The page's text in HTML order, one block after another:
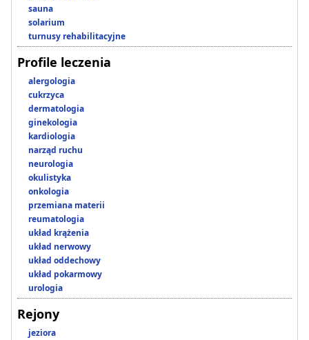
sauna
solarium
turnusy rehabilitacyjne
Profile leczenia
alergologia
cukrzyca
dermatologia
ginekologia
kardiologia
narząd ruchu
neurologia
okulistyka
onkologia
przemiana materii
reumatologia
układ krążenia
układ nerwowy
układ oddechowy
układ pokarmowy
urologia
Rejony
jeziora